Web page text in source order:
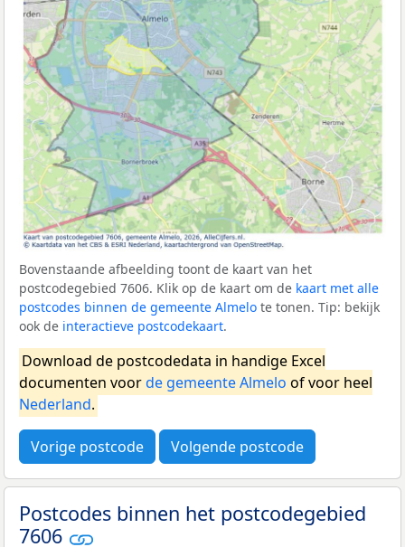
Bovenstaande afbeelding toont de kaart van het
postcodegebied 7606. Klik op de kaart om de kaart met alle
postcodes binnen de gemeente Almelo te tonen. Tip: bekijk
ook de interactieve postcodekaart.
Download de postcodedata in handige Excel
documenten voorde gemeente Almelo of voor heel
Nederland.
Vorige postcode Volgende postcode
Postcodes binnen het postcodegebied
7606